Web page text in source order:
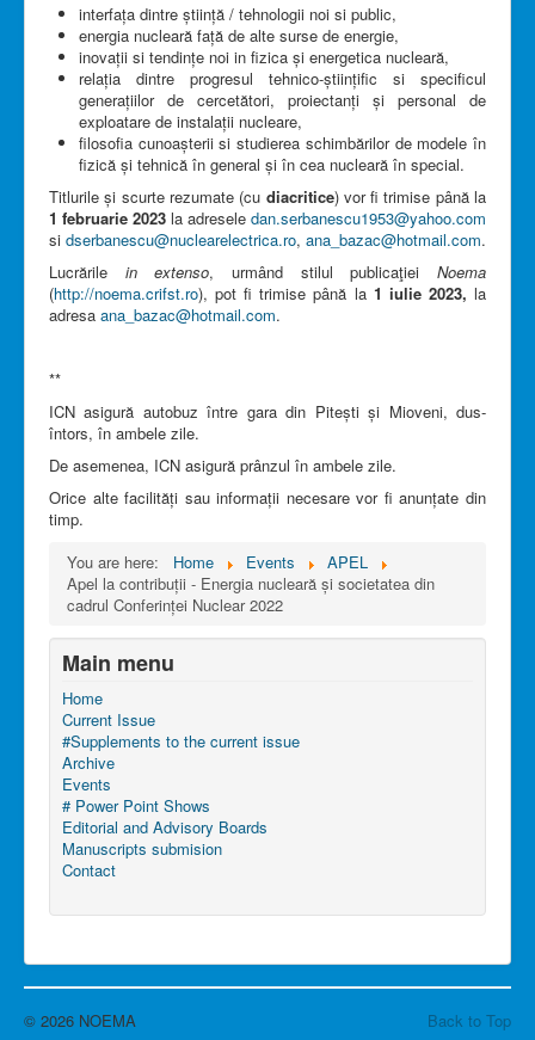
interfața dintre știință / tehnologii noi si public,
energia nucleară față de alte surse de energie,
inovații si tendințe noi in fizica și energetica nucleară,
relația dintre progresul tehnico-științific si specificul
generațiilor de cercetători, proiectanți și personal de
exploatare de instalații nucleare,
filosofia cunoașterii si studierea schimbărilor de modele în
fizică și tehnică în general și în cea nucleară în special.
Titlurile și scurte rezumate (cu diacritice) vor fi trimise până la
1 februarie 2023 la adresele dan.serbanescu1953@yahoo.com
si dserbanescu@nuclearelectrica.ro, ana_bazac@hotmail.com.
Lucrările in extenso, urmând stilul publicaţieiNoema
(http://noema.crifst.ro), pot fi trimise până la 1 iulie 2023, la
adresa ana_bazac@hotmail.com.
**
ICN asigură autobuz între gara din Pitești și Mioveni, dus-
întors, în ambele zile.
De asemenea, ICN asigură prânzul în ambele zile.
Orice alte facilități sau informații necesare vor fi anunțate din
timp.
You are here:
Home Events
APEL
Apel la contribuții - Energia nucleară și societatea din
cadrul Conferinței Nuclear 2022
Main menu
Home
Current Issue
#Supplements to the current issue
Archive
Events
# Power Point Shows
Editorial and Advisory Boards
Manuscripts submision
Contact
Back to Top
© 2026 NOEMA